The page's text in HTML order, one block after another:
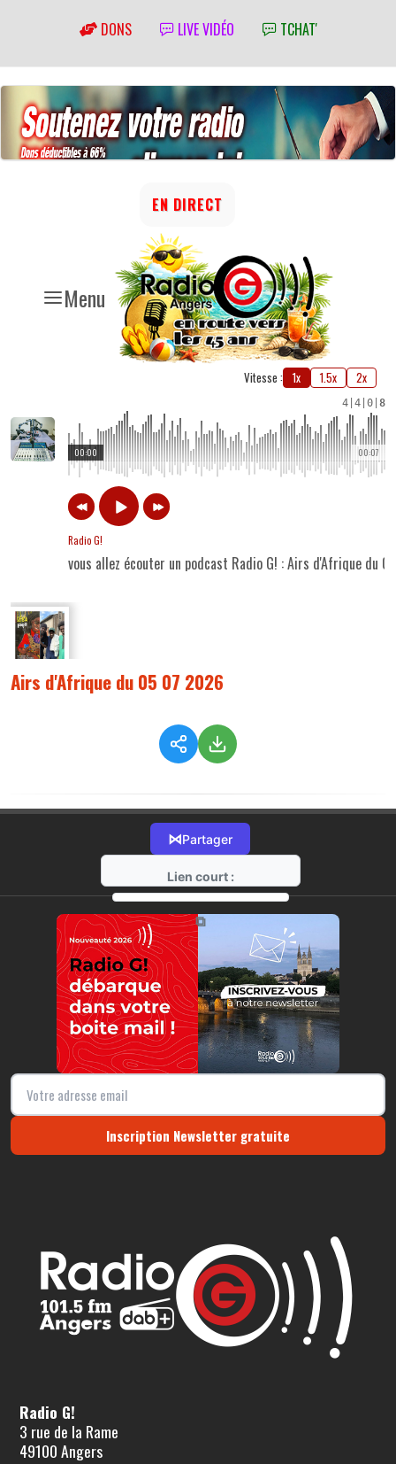
DONS LIVE VIDÉO TCHAT'
Menu
EN DIRECT
Vitesse : 1x 1.5x 2x
4 4 0 8
00:07
00:00
Radio G!
vous allez écouter un podcast Radio G! : Airs d'Afrique du
Airs d'Afrique du 05 07 2026
⋈Partager
Lien court :
https://radio-g.fr?22518
⧉
Inscription Newsletter gratuite
Radio G!
3 rue de la Rame
49100 Angers